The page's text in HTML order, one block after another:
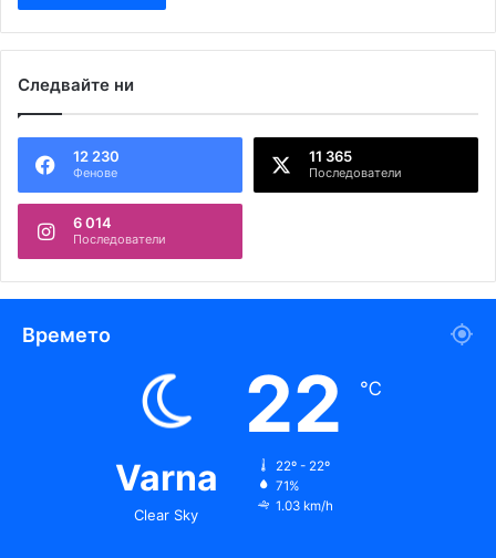
Следвайте ни
12 230
Фенове
11 365
Последователи
6 014
Последователи
Времето
Varna
Clear Sky
22 ℃
22º - 22º
71%
1.03 km/h